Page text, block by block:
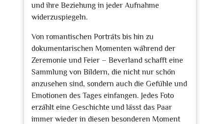
und ihre Beziehung in jeder Aufnahme
widerzuspiegeln.
Von romantischen Porträts bis hin zu
dokumentarischen Momenten während der
Zeremonie und Feier – Beverland schafft eine
Sammlung von Bildern, die nicht nur schön
anzusehen sind, sondern auch die Gefühle und
Emotionen des Tages einfangen. Jedes Foto
erzählt eine Geschichte und lässt das Paar
immer wieder in diesen besonderen Moment